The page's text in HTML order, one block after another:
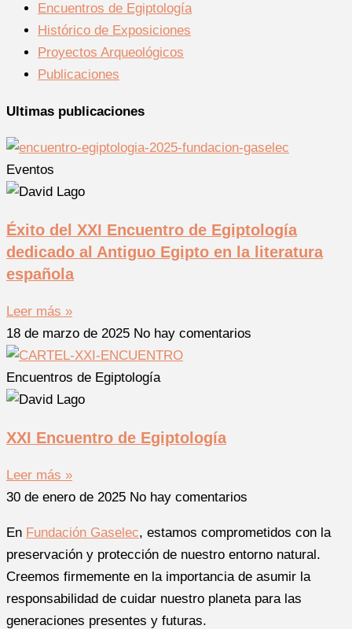
Encuentros de Egiptología
Histórico de Exposiciones
Proyectos Arqueológicos
Publicaciones
Ultimas publicaciones
Eventos
Éxito del XXI Encuentro de Egiptología
dedicado al Antiguo Egipto en la literatura
española
Leer más »
18 de marzo de 2025 No hay comentarios
Encuentros de Egiptología
XXI Encuentro de Egiptología
Leer más »
30 de enero de 2025 No hay comentarios
En Fundación Gaselec, estamos comprometidos con la
preservación y protección de nuestro entorno natural.
Creemos firmemente en la importancia de asumir la
responsabilidad de cuidar nuestro planeta para las
generaciones presentes y futuras.